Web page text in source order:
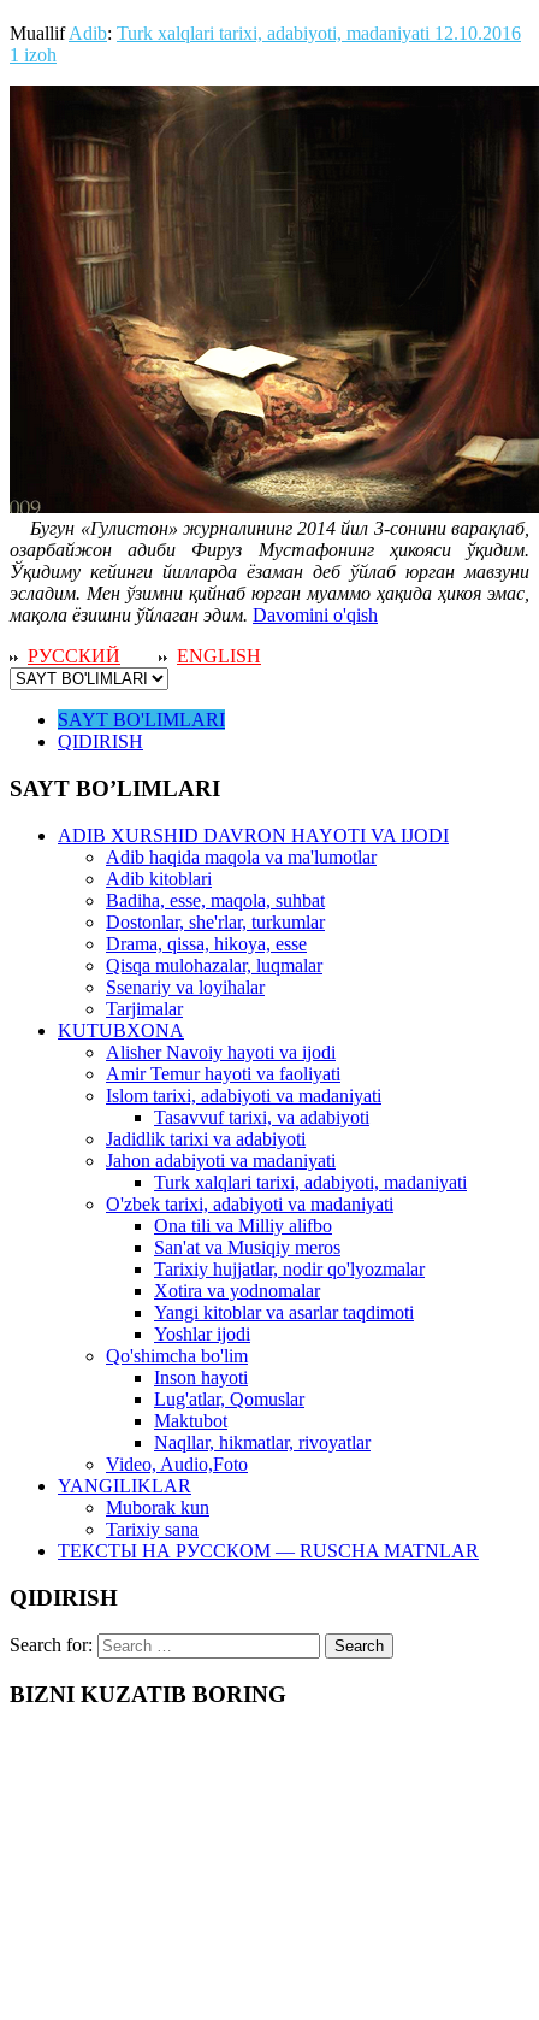
MuallifAdib: Turk xalqlari tarixi, adabiyoti, madaniyati 12.10.2016
1 izoh
Бугун «Гулистон» журналининг 2014 йил 3-сонини варақлаб,
озарбайжон адиби Фируз Мустафонинг ҳикояси ўқидим.
Ўқидиму кейинги йилларда ёзаман деб ўйлаб юрган мавзуни
эсладим. Мен ўзимни қийнаб юрган муаммо ҳақида ҳикоя эмас,
мақола ёзишни ўйлаган эдим. Davomini o'qish
РУССКИЙ
ENGLISH
SAYT BO'LIMLARI
QIDIRISH
SAYT BO’LIMLARI
ADIB XURSHID DAVRON HAYOTI VA IJODI
Adib haqida maqola va ma'lumotlar
Adib kitoblari
Badiha, esse, maqola, suhbat
Dostonlar, she'rlar, turkumlar
Drama, qissa, hikoya, esse
Qisqa mulohazalar, luqmalar
Ssenariy va loyihalar
Tarjimalar
KUTUBXONA
Alisher Navoiy hayoti va ijodi
Amir Temur hayoti va faoliyati
Islom tarixi, adabiyoti va madaniyati
Tasavvuf tarixi, va adabiyoti
Jadidlik tarixi va adabiyoti
Jahon adabiyoti va madaniyati
Turk xalqlari tarixi, adabiyoti, madaniyati
O'zbek tarixi, adabiyoti va madaniyati
Ona tili va Milliy alifbo
San'at va Musiqiy meros
Tarixiy hujjatlar, nodir qo'lyozmalar
Xotira va yodnomalar
Yangi kitoblar va asarlar taqdimoti
Yoshlar ijodi
Qo'shimcha bo'lim
Inson hayoti
Lug'atlar, Qomuslar
Maktubot
Naqllar, hikmatlar, rivoyatlar
Video, Audio,Foto
YANGILIKLAR
Muborak kun
Tarixiy sana
ТЕКСТЫ НА РУССКОМ — RUSCHA MATNLAR
QIDIRISH
Search for:
BIZNI KUZATIB BORING